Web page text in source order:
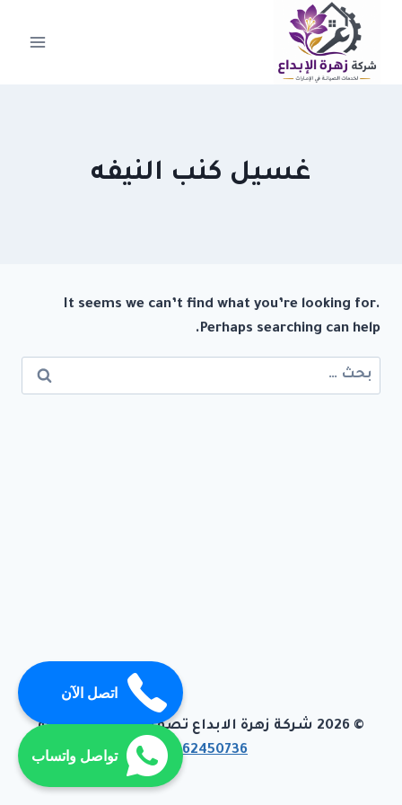
التجاوز
المحتوى
غسيل كنب النيفه
It seems we can’t find what you’re looking for.
Perhaps searching can help.
البحث
عن:
© 2026 شركة زهرة الابداع تصميم وبرمجة تيفاجو
01062450736
اتصل الآن
تواصل واتساب